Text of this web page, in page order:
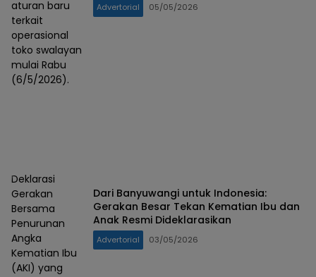
aturan baru
terkait
operasional
toko swalayan
mulai Rabu
(6/5/2026).
Advertorial 05/05/2026
Deklarasi
Gerakan
Bersama
Penurunan
Angka
Kematian Ibu
(AKI) yang
Dari Banyuwangi untuk Indonesia:
Gerakan Besar Tekan Kematian Ibu dan
Anak Resmi Dideklarasikan
Advertorial 03/05/2026